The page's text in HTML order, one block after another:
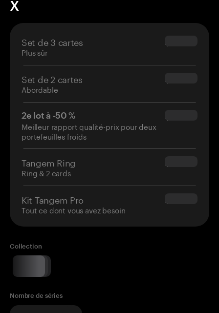
X
Set de 3 cartes
Plus sûr
$69.90
Set de 2 cartes
Abordable
$54.90
2e lot à -50 %
Meilleur rapport qualité-prix pour deux
portefeuilles froids
$34.95
Tangem Ring
Ring & 2 cards
$160.00
Kit Tangem Pro
Tout ce dont vous avez besoin
$180.00
Collection
Nombre de séries